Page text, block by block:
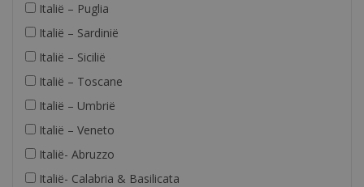
Italië – Puglia
Italië – Sardinië
Italië – Sicilië
Italië – Toscane
Italië – Umbrië
Italië – Veneto
Italië- Abruzzo
Italië- Calabria & Basilicata